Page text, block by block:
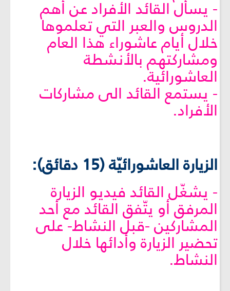
- يسأل القائد الأفراد عن أهم
الدروس والعبر التي تعلموها
خلال أيام عاشوراء هذا العام
ومشاركتهم بالأنشطة
العاشورائية.
- يستمع القائد الى مشاركات
الأفراد.
الزيارة العاشورائيّة (15 دقائق):
- يشغّل القائد فيديو الزيارة
المرفق أو يتّفق القائد مع أحد
المشاركين -قبل النشاط- على
تحضير الزيارة وأدائها خلال
النشاط.